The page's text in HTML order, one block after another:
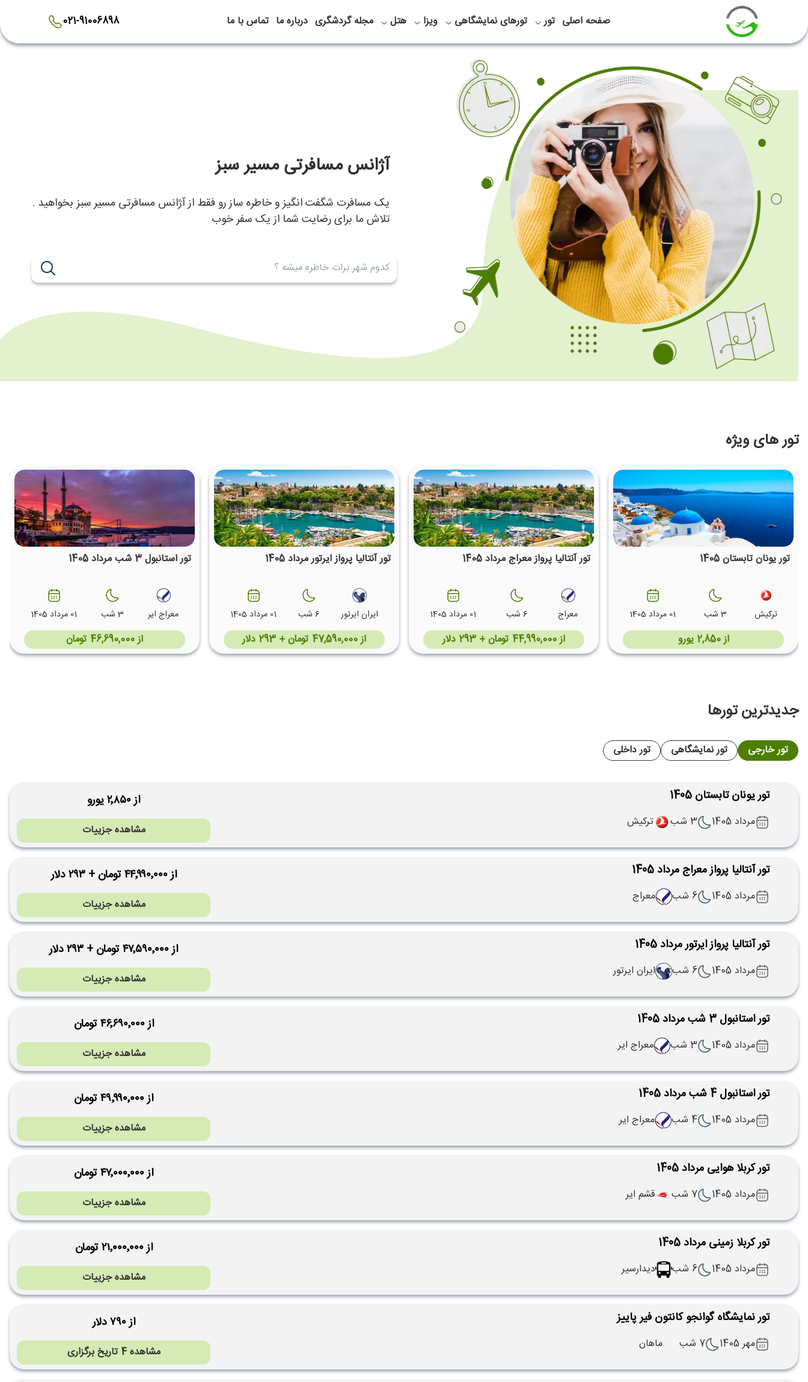
صفحه اصلی تور تورهای نمایشگاهی ویزا هتل مجله گردشگری درباره ما تماس با ما 021-91006898
آژانس مسافرتی مسیر سبز
یک مسافرت شگفت انگیز و خاطره ساز رو فقط از آژانس مسافرتی مسیر سبز بخواهید .
تلاش ما برای رضایت شما از یک سفر خوب
تور های ویژه
تور یونان تابستان 1405
ترکیش 3 شب 01 مرداد 1405
از 2,850 یورو
تور آنتالیا پرواز معراج مرداد 1405
معراج 6 شب 01 مرداد 1405
از 44,990,000 تومان + 293 دلار
تور آنتالیا پرواز ایرتور مرداد 1405
ایران ایرتور 6 شب 01 مرداد 1405
از 47,590,000 تومان + 293 دلار
تور استانبول 3 شب مرداد 1405
معراج ایر 3 شب 01 مرداد 1405
از 46,690,000 تومان
جدیدترین تورها
تور خارجی تور نمایشگاهی تور داخلی
تور یونان تابستان 1405
مرداد 1405 3 شب ترکیش
از ۲٬۸۵۰ یورو
مشاهده جزییات
تور آنتالیا پرواز معراج مرداد 1405
مرداد 1405 6 شب معراج
از ۴۴٬۹۹۰٬۰۰۰ تومان + ۲۹۳ دلار
مشاهده جزییات
تور آنتالیا پرواز ایرتور مرداد 1405
مرداد 1405 6 شب ایران ایرتور
از ۴۷٬۵۹۰٬۰۰۰ تومان + ۲۹۳ دلار
مشاهده جزییات
تور استانبول 3 شب مرداد 1405
مرداد 1405 3 شب معراج ایر
از ۴۶٬۶۹۰٬۰۰۰ تومان
مشاهده جزییات
تور استانبول 4 شب مرداد 1405
مرداد 1405 4 شب معراج ایر
از ۴۹٬۹۹۰٬۰۰۰ تومان
مشاهده جزییات
تور کربلا هوایی مرداد 1405
مرداد 1405 7 شب قشم ایر
از ۴۷٬۰۰۰٬۰۰۰ تومان
مشاهده جزییات
تور کربلا زمینی مرداد 1405
مرداد 1405 6 شب دیدارسیر
از ۲۱٬۰۰۰٬۰۰۰ تومان
مشاهده جزییات
تور نمایشگاه گوانجو کانتون فیر پاییز
مهر 1405 7 شب ماهان
از ۷۹۰ دلار
مشاهده 4 تاریخ برگزاری